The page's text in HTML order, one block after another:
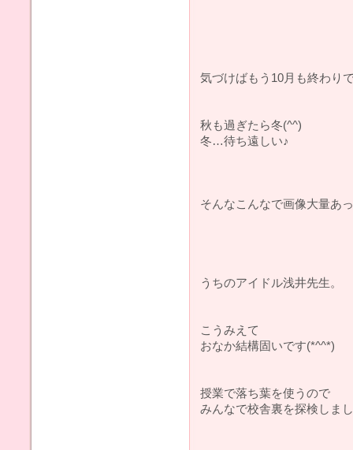
気づけばもう10月も終わり
秋も過ぎたら冬(^^)
冬…待ち遠しい♪
そんなこんなで画像大量あ
うちのアイドル浅井先生。
こうみえて
おなか結構固いです(*^^*)
授業で落ち葉を使うので
みんなで校舎裏を探検しま